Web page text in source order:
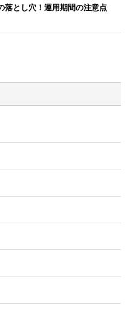
落とし穴！運用期間の注意点